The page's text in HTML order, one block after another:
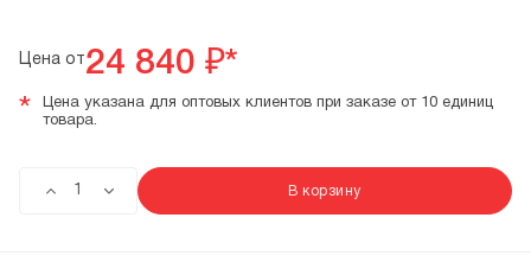
Цена от24 840 ₽*
*
Цена указана для оптовых клиентов при заказе от 10 единиц
товара.
В корзину